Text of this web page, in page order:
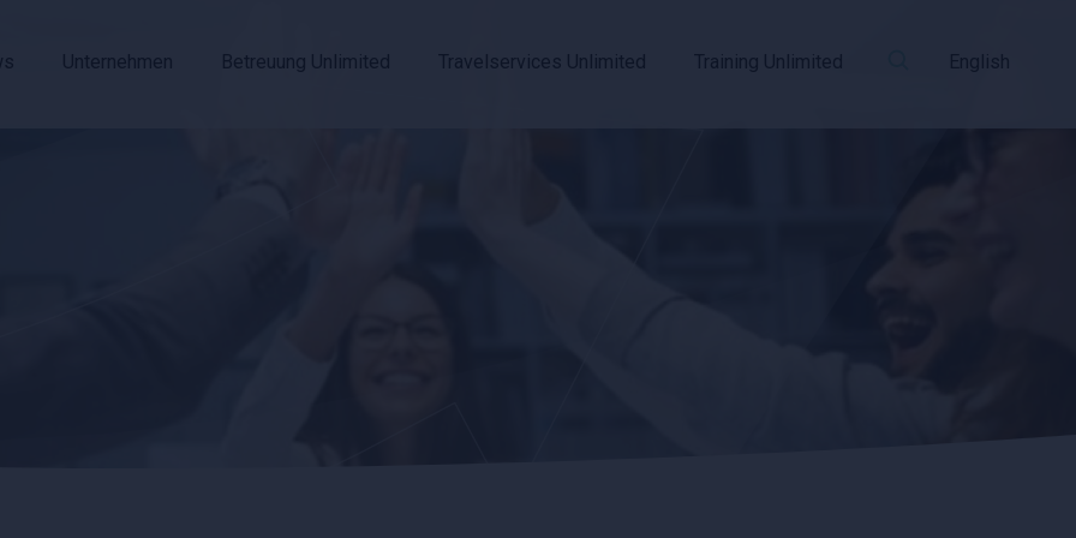
Unternehmen Betreuung Unlimited Travelservices Unlimited Training Unlimited English